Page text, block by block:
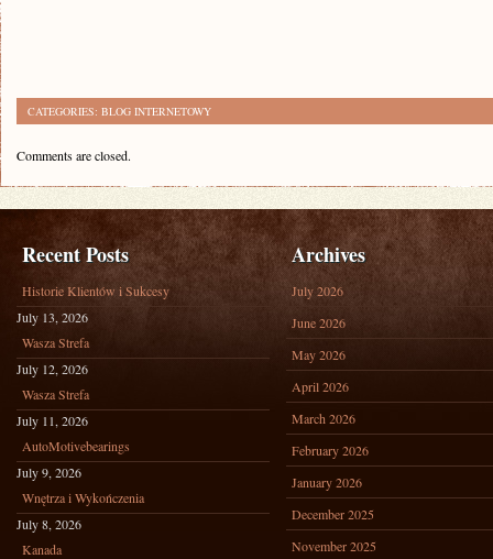
CATEGORIES: BLOG INTERNETOWY
Comments are closed.
Recent Posts
Historie Klientów i Sukcesy
July 13, 2026
Wasza Strefa
July 12, 2026
Wasza Strefa
July 11, 2026
AutoMotivebearings
July 9, 2026
Wnętrza i Wykończenia
July 8, 2026
Kanada
Archives
July 2026
June 2026
May 2026
April 2026
March 2026
February 2026
January 2026
December 2025
November 2025